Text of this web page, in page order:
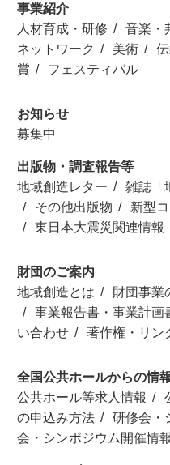
事業紹介
人材育成・研修
音楽・
ネットワーク
美術
賞
フェスティバル
お知らせ
募集中
出版物・調査報告等
地域創造レター
雑誌「
その他出版物
新型
東日本大震災関連情報
財団のご案内
地域創造とは
財団事業
事業報告書・事業計画
い合わせ
著作権・リン
全国公共ホールからの情
公共ホール等求人情報
の申込み方法
研修会・
会・シンポジウム開催情